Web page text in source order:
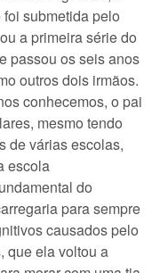
submetida pelo
a primeira série do
passou os seis anos
outros dois irmãos.
conhecemos, o pai
mesmo tendo
de várias escolas,
escola
do
para sempre
causados pelo
que ela voltou a